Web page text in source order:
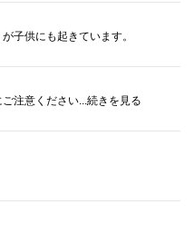
子供にも起きています。
ご注意ください...続きを見る